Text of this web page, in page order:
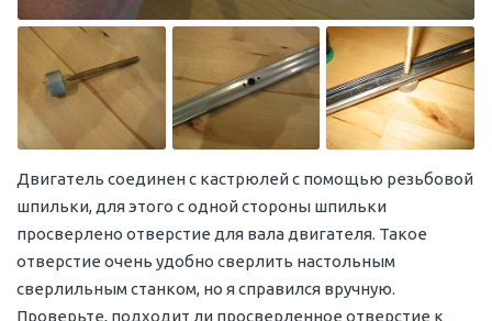
Двигатель соединен с кастрюлей с помощью резьбовой
шпильки, для этого с одной стороны шпильки
просверлено отверстие для вала двигателя. Такое
отверстие очень удобно сверлить настольным
сверлильным станком, но я справился вручную.
Проверьте, подходит ли просверленное отверстие к